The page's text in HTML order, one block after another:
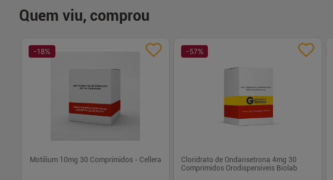
Quem viu, comprou
-18%
Motilium 10mg 30 Comprimidos - Cellera
-57%
Cloridrato de Ondansetrona 4mg 30
Comprimidos Orodispersíveis Biolab